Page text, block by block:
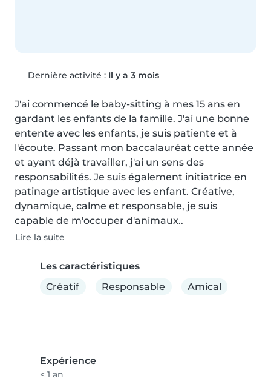
Dernière activité : Il y a 3 mois
J'ai commencé le baby-sitting à mes 15 ans en
gardant les enfants de la famille. J'ai une bonne
entente avec les enfants, je suis patiente et à
l'écoute. Passant mon baccalauréat cette année
et ayant déjà travailler, j'ai un sens des
responsabilités. Je suis également initiatrice en
patinage artistique avec les enfant. Créative,
dynamique, calme et responsable, je suis
capable de m'occuper d'animaux..
Lire la suite
Les caractéristiques
Créatif
Responsable Amical
Expérience
< 1 an